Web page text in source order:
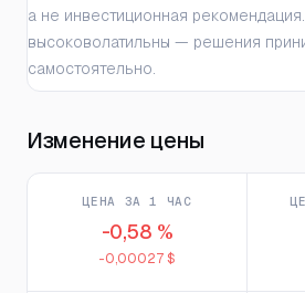
а не инвестиционная
высоковолатильны — решения
самостоятельно.
Изменение цены
ЦЕНА ЗА 1 ЧАС
-0,58 %
-0,00027 $